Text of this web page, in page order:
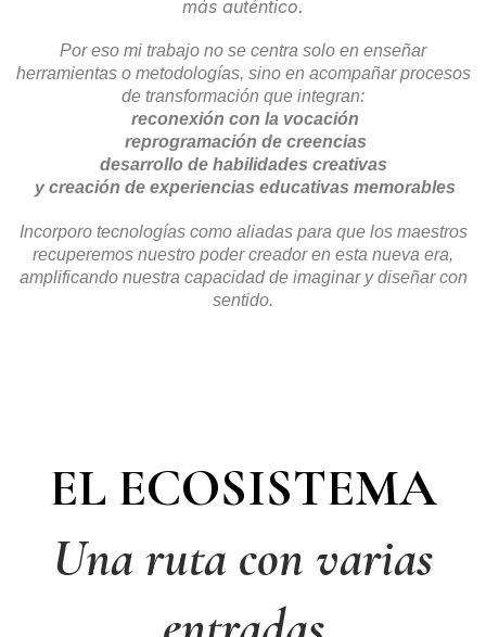
más auténtico.
Por eso mi trabajo no se centra solo en enseñar
herramientas o metodologías, sino en acompañar procesos
de transformación que integran:
reconexión con la vocación
reprogramación de creencias
desarrollo de habilidades creativas
y creación de experiencias educativas memorables
Incorporo tecnologías como aliadas para que los maestros
recuperemos nuestro poder creador en esta nueva era,
amplificando nuestra capacidad de imaginar y diseñar con
sentido.
EL ECOSISTEMA
Una ruta con varias